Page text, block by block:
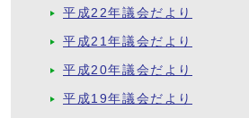
平成22年議会だより
平成21年議会だより
平成20年議会だより
平成19年議会だより